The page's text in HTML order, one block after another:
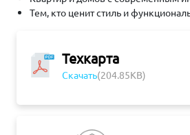
Техкарта
Скачать(204.85KB)
Тем, кто ценит стиль и